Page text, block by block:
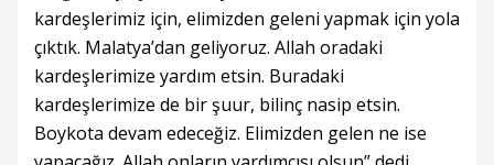
kardeşlerimiz için, elimizden geleni yapmak için yola
çıktık. Malatya’dan geliyoruz. Allah oradaki
kardeşlerimize yardım etsin. Buradaki
kardeşlerimize de bir şuur, bilinç nasip etsin.
Boykota devam edeceğiz. Elimizden gelen ne ise